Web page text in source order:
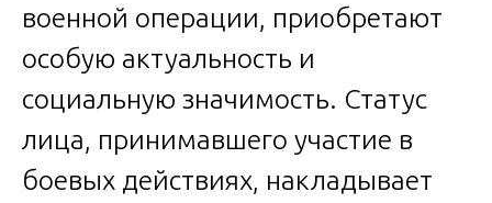
военной операции, приобретают
особую актуальность и
социальную значимость. Статус
лица, принимавшего участие в
боевых действиях, накладывает